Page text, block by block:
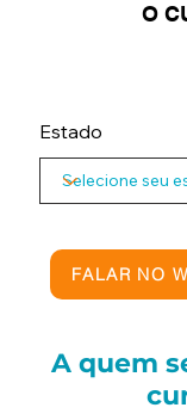
O
Estado
FALAR NO
A quem